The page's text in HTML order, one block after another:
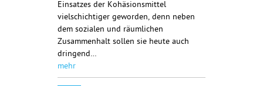
Einsatzes der Kohäsionsmittel
vielschichtiger geworden, denn neben
dem sozialen und räumlichen
Zusammenhalt sollen sie heute auch
dringend…
mehr